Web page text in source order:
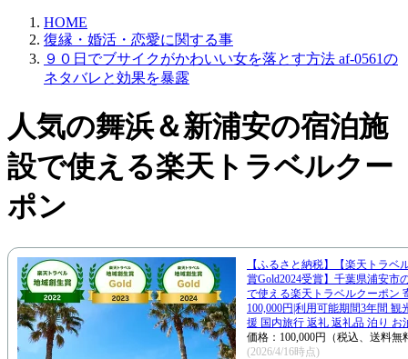
HOME
復縁・婚活・恋愛に関する事
９０日でブサイクがかわいい女を落とす方法 af-0561の
ネタバレと効果を暴露
人気の舞浜＆新浦安の宿泊施
設で使える楽天トラベルクー
ポン
【ふるさと納税】【楽天トラベ
賞Gold2024受賞】千葉県浦安市
で使える楽天トラベルクーポン
100,000円|利用可能期間3年間 観
援 国内旅行 返礼 返礼品 泊り お
価格：100,000円（税込、送料無
(2026/4/16時点)